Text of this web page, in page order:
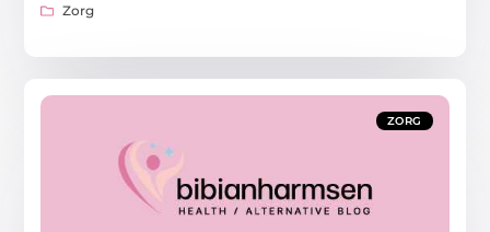
Zorg
ZORG